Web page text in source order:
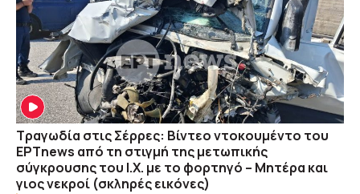
Τραγωδία στις Σέρρες: Βίντεο ντοκουμέντο του
ΕΡΤnews από τη στιγμή της μετωπικής
σύγκρουσης του Ι.Χ. με το φορτηγό – Μητέρα και
γιος νεκροί (σκληρές εικόνες)